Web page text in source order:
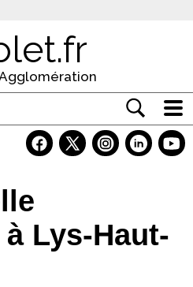
Lys-Haut-